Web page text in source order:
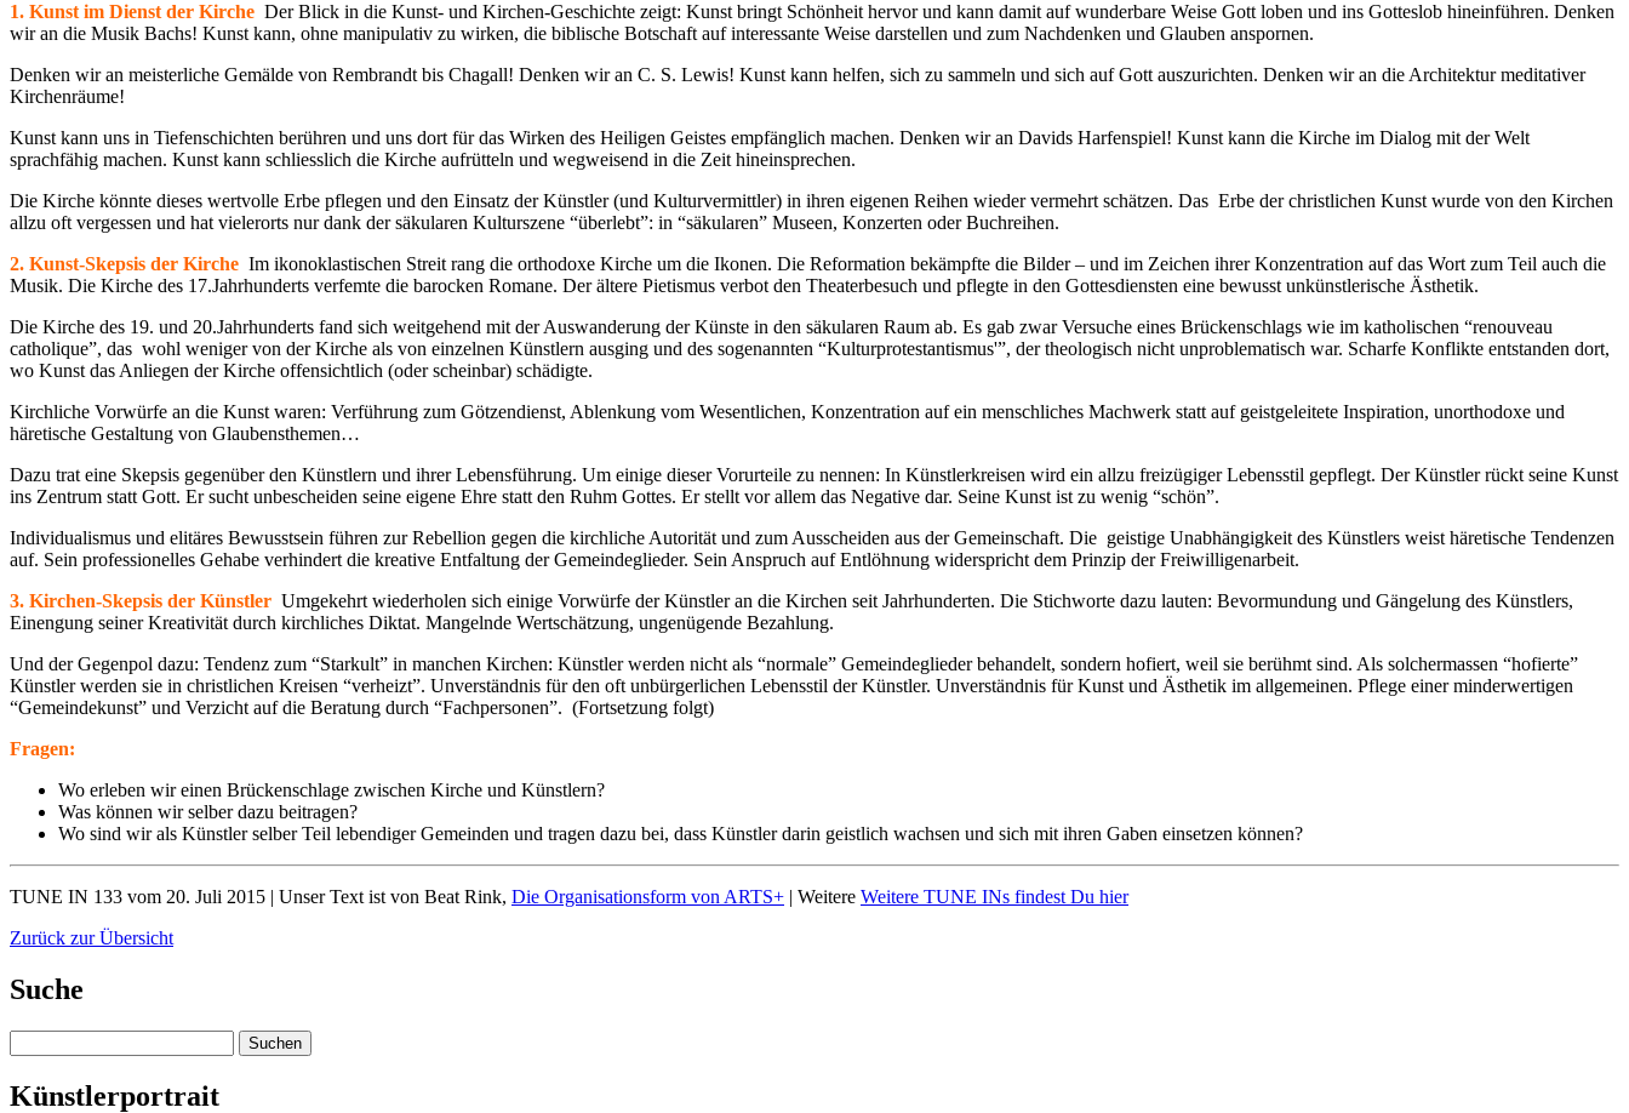
1. Kunst im Dienst der Kirche Der Blick in die Kunst- und Kirchen-Geschichte zeigt: Kunst bringt Schönheit hervor und kann damit auf wunderbare Weise Gott loben und ins Gotteslob hineinführen. Denken
wir an die Musik Bachs! Kunst kann, ohne manipulativ zu wirken, die biblische Botschaft auf interessante Weise darstellen und zum Nachdenken und Glauben anspornen.
Denken wir an meisterliche Gemälde von Rembrandt bis Chagall! Denken wir an C. S. Lewis! Kunst kann helfen, sich zu sammeln und sich auf Gott auszurichten. Denken wir an die Architektur meditativer
Kirchenräume!
Kunst kann uns in Tiefenschichten berühren und uns dort für das Wirken des Heiligen Geistes empfänglich machen. Denken wir an Davids Harfenspiel! Kunst kann die Kirche im Dialog mit der Welt
sprachfähig machen. Kunst kann schliesslich die Kirche aufrütteln und wegweisend in die Zeit hineinsprechen.
Die Kirche könnte dieses wertvolle Erbe pflegen und den Einsatz der Künstler (und Kulturvermittler) in ihren eigenen Reihen wieder vermehrt schätzen. Das Erbe der christlichen Kunst wurde von den Kirchen
allzu oft vergessen und hat vielerorts nur dank der säkularen Kulturszene “überlebt”: in “säkularen” Museen, Konzerten oder Buchreihen.
2. Kunst-Skepsis der Kirche Im ikonoklastischen Streit rang die orthodoxe Kirche um die Ikonen. Die Reformation bekämpfte die Bilder – und im Zeichen ihrer Konzentration auf das Wort zum Teil auch die
Musik. Die Kirche des 17.Jahrhunderts verfemte die barocken Romane. Der ältere Pietismus verbot den Theaterbesuch und pflegte in den Gottesdiensten eine bewusst unkünstlerische Ästhetik.
Die Kirche des 19. und 20.Jahrhunderts fand sich weitgehend mit der Auswanderung der Künste in den säkularen Raum ab. Es gab zwar Versuche eines Brückenschlags wie im katholischen “renouveau
catholique”, das wohl weniger von der Kirche als von einzelnen Künstlern ausging und des sogenannten “Kulturprotestantismus'”, der theologisch nicht unproblematisch war. Scharfe Konflikte entstanden dort,
wo Kunst das Anliegen der Kirche offensichtlich (oder scheinbar) schädigte.
Kirchliche Vorwürfe an die Kunst waren: Verführung zum Götzendienst, Ablenkung vom Wesentlichen, Konzentration auf ein menschliches Machwerk statt auf geistgeleitete Inspiration, unorthodoxe und
häretische Gestaltung von Glaubensthemen…
Dazu trat eine Skepsis gegenüber den Künstlern und ihrer Lebensführung. Um einige dieser Vorurteile zu nennen: In Künstlerkreisen wird ein allzu freizügiger Lebensstil gepflegt. Der Künstler rückt seine Kunst
ins Zentrum statt Gott. Er sucht unbescheiden seine eigene Ehre statt den Ruhm Gottes. Er stellt vor allem das Negative dar. Seine Kunst ist zu wenig “schön”.
Individualismus und elitäres Bewusstsein führen zur Rebellion gegen die kirchliche Autorität und zum Ausscheiden aus der Gemeinschaft. Die geistige Unabhängigkeit des Künstlers weist häretische Tendenzen
auf. Sein professionelles Gehabe verhindert die kreative Entfaltung der Gemeindeglieder. Sein Anspruch auf Entlöhnung widerspricht dem Prinzip der Freiwilligenarbeit.
3. Kirchen-Skepsis der Künstler Umgekehrt wiederholen sich einige Vorwürfe der Künstler an die Kirchen seit Jahrhunderten. Die Stichworte dazu lauten: Bevormundung und Gängelung des Künstlers,
Einengung seiner Kreativität durch kirchliches Diktat. Mangelnde Wertschätzung, ungenügende Bezahlung.
Und der Gegenpol dazu: Tendenz zum “Starkult” in manchen Kirchen: Künstler werden nicht als “normale” Gemeindeglieder behandelt, sondern hofiert, weil sie berühmt sind. Als solchermassen “hofierte”
Künstler werden sie in christlichen Kreisen “verheizt”. Unverständnis für den oft unbürgerlichen Lebensstil der Künstler. Unverständnis für Kunst und Ästhetik im allgemeinen. Pflege einer minderwertigen
“Gemeindekunst” und Verzicht auf die Beratung durch “Fachpersonen”. (Fortsetzung folgt)
Fragen:
Wo erleben wir einen Brückenschlage zwischen Kirche und Künstlern?
Was können wir selber dazu beitragen?
Wo sind wir als Künstler selber Teil lebendiger Gemeinden und tragen dazu bei, dass Künstler darin geistlich wachsen und sich mit ihren Gaben einsetzen können?
TUNE IN 133 vom 20. Juli 2015 | Unser Text ist von Beat Rink, Die Organisationsform von ARTS+ | Weitere Weitere TUNE INs findest Du hier
Zurück zur Übersicht
Suche
nach:
Künstlerportrait